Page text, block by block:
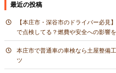
最近の投稿
【本庄市・深谷市のドライバー必見
で点検してる？燃費や安全への影響
本庄市で普通車の車検なら土屋整備
ツ